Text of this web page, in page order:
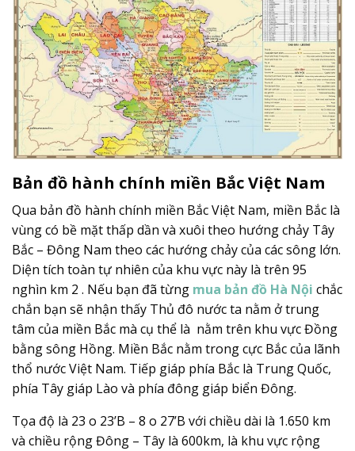
Bản đồ hành chính miền Bắc Việt Nam
Qua bản đồ hành chính miền Bắc Việt Nam, miền Bắc là
vùng có bề mặt thấp dần và xuôi theo hướng chảy Tây
Bắc – Đông Nam theo các hướng chảy của các sông lớn.
Diện tích toàn tự nhiên của khu vực này là trên 95
nghìn km 2 . Nếu bạn đã từng mua bản đồ Hà Nội chắc
chắn bạn sẽ nhận thấy Thủ đô nước ta nằm ở trung
tâm của miền Bắc mà cụ thể là nằm trên khu vực Đồng
bằng sông Hồng. Miền Bắc nằm trong cực Bắc của lãnh
thổ nước Việt Nam. Tiếp giáp phía Bắc là Trung Quốc,
phía Tây giáp Lào và phía đông giáp biển Đông.
Tọa độ là 23 o 23’B – 8 o 27’B với chiều dài là 1.650 km
và chiều rộng Đông – Tây là 600km, là khu vực rộng